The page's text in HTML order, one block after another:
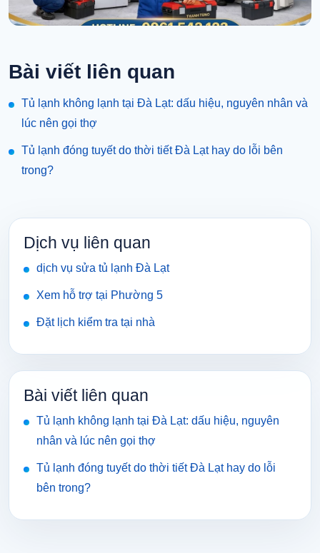
Bài viết liên quan
Tủ lạnh không lạnh tại Đà Lạt: dấu hiệu, nguyên nhân và
lúc nên gọi thợ
Tủ lạnh đóng tuyết do thời tiết Đà Lạt hay do lỗi bên
trong?
Dịch vụ liên quan
dịch vụ sửa tủ lạnh Đà Lạt
Xem hỗ trợ tại Phường 5
Đặt lịch kiểm tra tại nhà
Bài viết liên quan
Tủ lạnh không lạnh tại Đà Lạt: dấu hiệu, nguyên
nhân và lúc nên gọi thợ
Tủ lạnh đóng tuyết do thời tiết Đà Lạt hay do lỗi
bên trong?